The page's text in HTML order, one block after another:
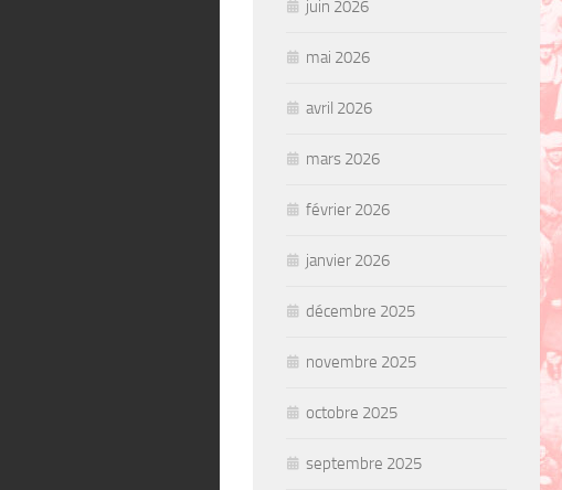
juin 2026
mai 2026
avril 2026
mars 2026
février 2026
janvier 2026
décembre 2025
novembre 2025
octobre 2025
septembre 2025